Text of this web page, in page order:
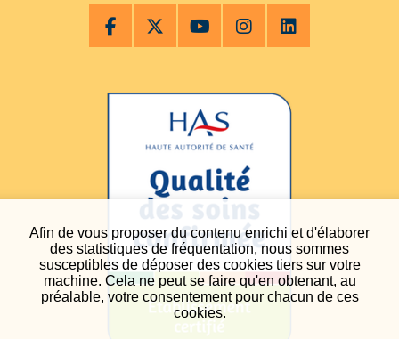
Afin de vous proposer du contenu enrichi et d'élaborer
des statistiques de fréquentation, nous sommes
susceptibles de déposer des cookies tiers sur votre
machine. Cela ne peut se faire qu'en obtenant, au
préalable, votre consentement pour chacun de ces
cookies.